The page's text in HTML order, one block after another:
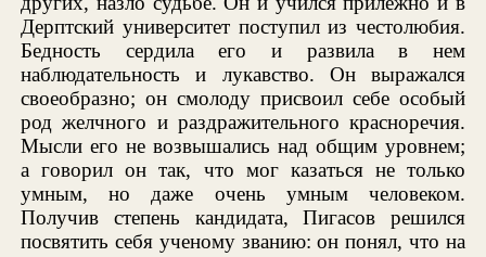
Дерптский университет поступил из честолюбия.
Бедность сердила его и развила в нем
наблюдательность и лукавство. Он выражался
своеобразно; он смолоду присвоил себе особый
род желчного и раздражительного красноречия.
Мысли его не возвышались над общим уровнем;
а говорил он так, что мог казаться не только
умным, но даже очень умным человеком.
Получив степень кандидата, Пигасов решился
посвятить себя ученому званию: он понял, что на